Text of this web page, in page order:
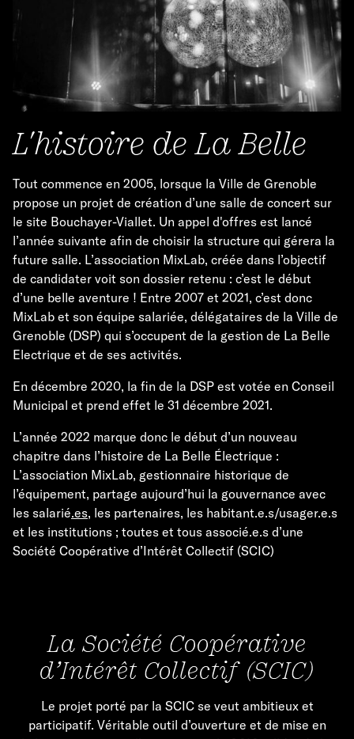
L'histoire de La Belle
Tout commence en 2005, lorsque la Ville de Grenoble
propose un projet de création d’une salle de concert sur
le site Bouchayer-Viallet. Un appel d'offres est lancé
l’année suivante afin de choisir la structure qui gérera la
future salle. L’association MixLab, créée dans l’objectif
de candidater voit son dossier retenu : c’est le début
d’une belle aventure ! Entre 2007 et 2021, c’est donc
MixLab et son équipe salariée, délégataires de la Ville de
Grenoble (DSP) qui s’occupent de la gestion de La Belle
Electrique et de ses activités.
En décembre 2020, la fin de la DSP est votée en Conseil
Municipal et prend effet le 31 décembre 2021.
L’année 2022 marque donc le début d’un nouveau
chapitre dans l’histoire de La Belle Électrique :
L’association MixLab, gestionnaire historique de
l’équipement, partage aujourd’hui la gouvernance avec
les salarié.es, les partenaires, les habitant.e.s/usager.e.s
et les institutions ; toutes et tous associé.e.s d’une
Société Coopérative d’Intérêt Collectif (SCIC)
La Société Coopérative
d’Intérêt Collectif (SCIC)
Le projet porté par la SCIC se veut ambitieux et
participatif. Véritable outil d’ouverture et de mise en